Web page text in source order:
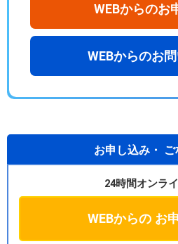
WEBからのお
WEBからのお
お申し込み・ ご
24時間オンラ
WEBからのお